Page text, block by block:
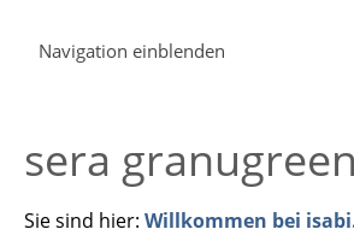
Navigation einblenden
sera
Sie sind hier: Willkommen bei